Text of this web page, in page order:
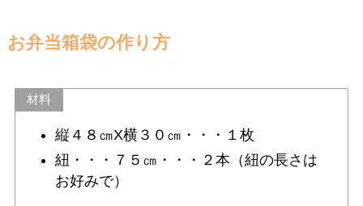
お弁当箱袋の作り方
材料
縦４８㎝X横３０㎝・・・１枚
紐・・・７５㎝・・・２本（紐の長さは
お好みで）